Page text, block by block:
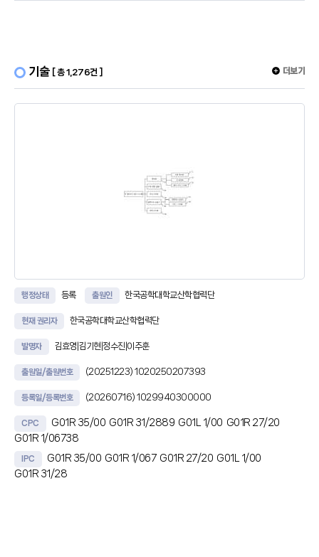
기술 [ 총 1,276건 ] 더보기
행정상태 등록 출원인 한국공학대학교산학협력단
현재 권리자 한국공학대학교산학협력단
발명자 김효영|김기현|정수진|이주훈
출원일/출원번호 (20251223) 1020250207393
등록일/등록번호 (20260716) 1029940300000
CPC G01R 35/00 G01R 31/2889 G01L 1/00 G01R 27/20
G01R 1/06738
IPC G01R 35/00 G01R 1/067 G01R 27/20 G01L 1/00
G01R 31/28